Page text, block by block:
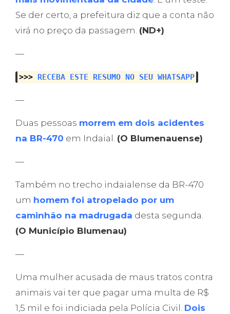
Se der certo, a prefeitura diz que a conta não
virá no preço da passagem. (ND+)
—
>>> RECEBA ESTE RESUMO NO SEU WHATSAPP
—
Duas pessoas morrem em dois acidentes
na BR-470 em Indaial. (O Blumenauense)
—
Também no trecho indaialense da BR-470
um homem foi atropelado por um
caminhão na madrugada desta segunda.
(O Município Blumenau)
—
Uma mulher acusada de maus tratos contra
animais vai ter que pagar uma multa de R$
1,5 mil e foi indiciada pela Polícia Civil. Dois